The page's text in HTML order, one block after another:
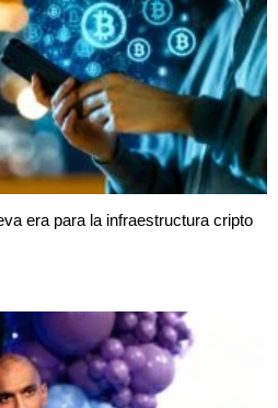
era para la infraestructura cripto